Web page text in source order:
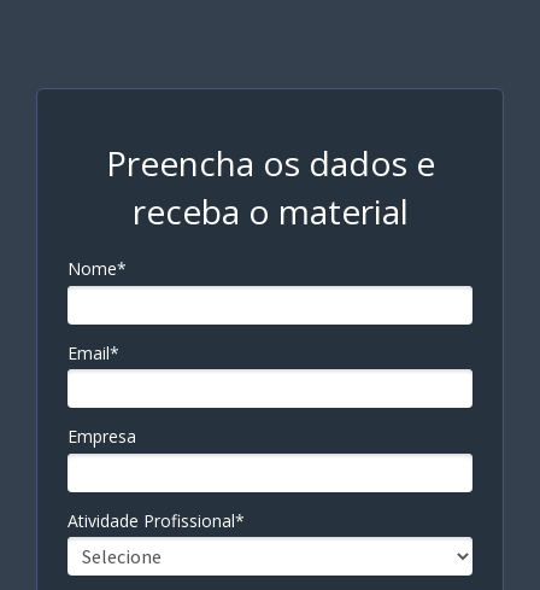
Preencha os dados e
receba o material
Nome*
Email*
Empresa
Atividade Profissional*